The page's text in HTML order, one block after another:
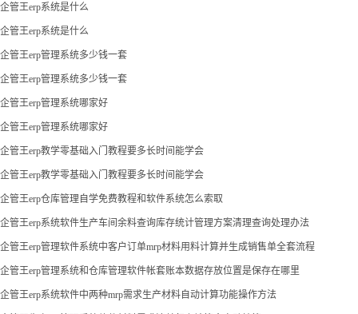
企管王erp系统是什么
企管王erp系统是什么
企管王erp管理系统多少钱一套
企管王erp管理系统多少钱一套
企管王erp管理系统哪家好
企管王erp管理系统哪家好
企管王erp教学零基础入门教程要多长时间能学会
企管王erp教学零基础入门教程要多长时间能学会
企管王erp仓库管理自学免费教程和软件系统怎么索取
企管王erp系统软件生产车间余料查询库存统计管理方案清理查询处理办法
企管王erp管理软件系统中客户订单mrp材料用料计算并生成销售单全套流程
企管王erp管理系统和仓库管理软件帐套账本数据存放位置是保存在哪里
企管王erp系统软件中两种mrp需求生产材料自动计算功能操作方法